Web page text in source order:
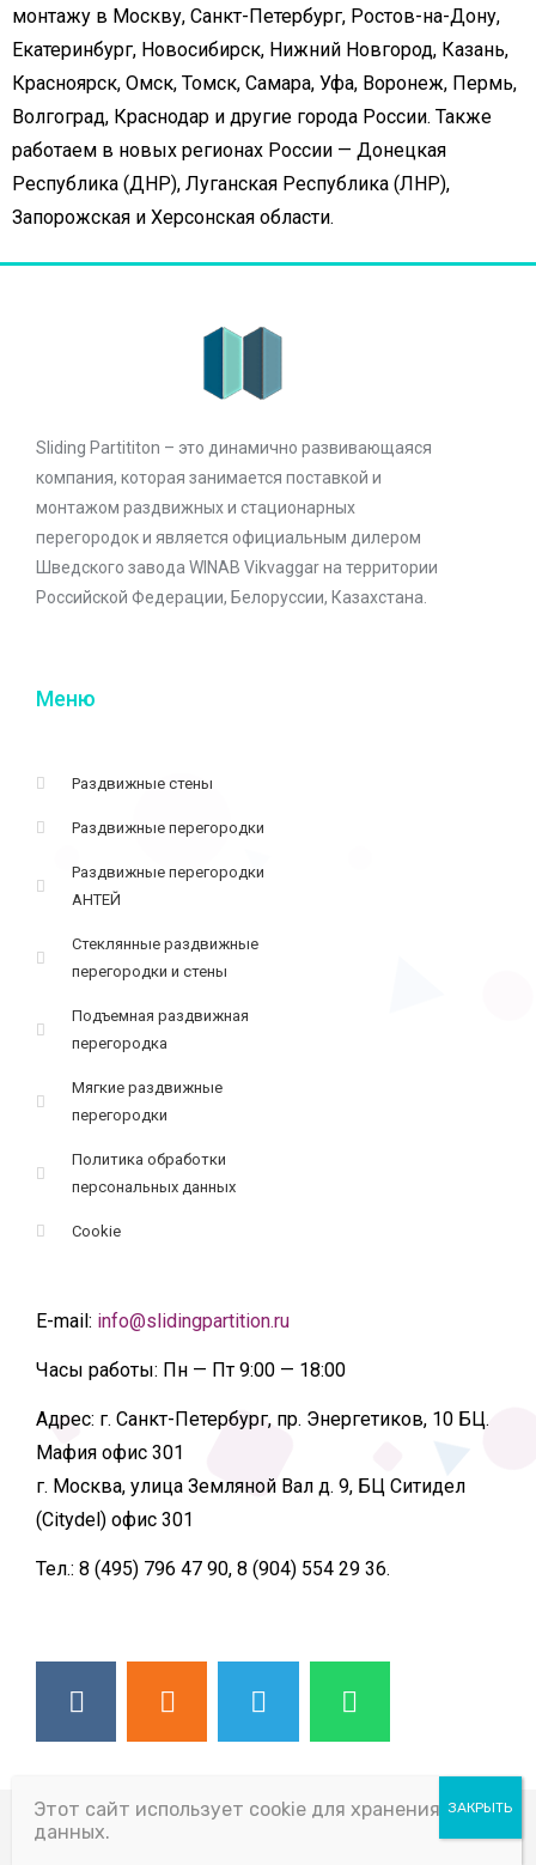
монтажу в Москву, Санкт-Петербург, Ростов-на-Дону,
Екатеринбург, Новосибирск, Нижний Новгород, Казань,
Красноярск, Омск, Томск, Самара, Уфа, Воронеж, Пермь,
Волгоград, Краснодар и другие города России. Также
работаем в новых регионах России — Донецкая
Республика (ДНР), Луганская Республика (ЛНР),
Запорожская и Херсонская области.
Sliding Partititon – это динамично развивающаяся
компания, которая занимается поставкой и
монтажом раздвижных и стационарных
перегородок и является официальным дилером
Шведского завода WINAB Vikvaggar на территории
Российской Федерации, Белоруссии, Казахстана.
Меню
Раздвижные стены
Раздвижные перегородки
Раздвижные перегородки
АНТЕЙ
Стеклянные раздвижные
перегородки и стены
Подъемная раздвижная
перегородка
Мягкие раздвижные
перегородки
Политика обработки
персональных данных
Cookie
E-mail: info@slidingpartition.ru
Часы работы: Пн — Пт 9:00 — 18:00
Адрес: г. Санкт-Петербург, пр. Энергетиков, 10 БЦ.
Мафия офис 301
г. Москва, улица Земляной Вал д. 9, БЦ Ситидел
(Citydel) офис 301
Тел.: 8 (495) 796 47 90, 8 (904) 554 29 36.
© 2026 ВСЕ ПРАВА ЗАЩИЩЕНЫ
Этот сайт использует cookie для хранения
данных.